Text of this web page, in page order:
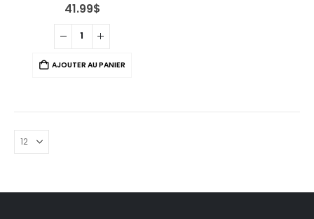
41.99$
AJOUTER AU PANIER